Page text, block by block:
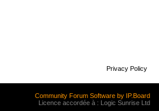
Privacy Policy
Community Forum Software by IP.Board
Licence accordée à : Logic Sunrise Ltd